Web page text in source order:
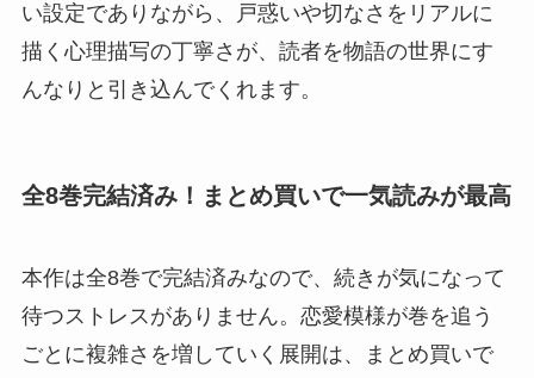
い設定でありながら、戸惑いや切なさをリアルに
描く心理描写の丁寧さが、読者を物語の世界にす
んなりと引き込んでくれます。
全8巻完結済み！まとめ買いで一気読みが最高
本作は全8巻で完結済みなので、続きが気になって
待つストレスがありません。恋愛模様が巻を追う
ごとに複雑さを増していく展開は、まとめ買いで